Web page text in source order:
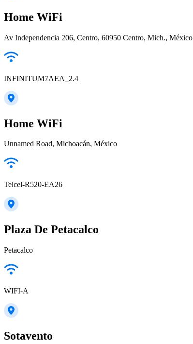
Home WiFi
Av Independencia 206, Centro, 60950 Centro, Mich., México
INFINITUM7AEA_2.4
Home WiFi
Unnamed Road, Michoacán, México
Telcel-R520-EA26
Plaza De Petacalco
Petacalco
WIFI-A
Sotavento